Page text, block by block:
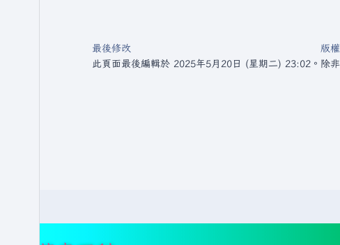
最後修改
此頁面最後編輯於 2025年5月20日 (星期二) 23:02。
版權
除